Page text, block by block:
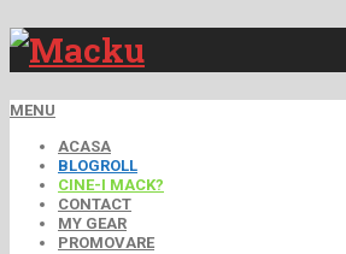
MENU
ACASA
BLOGROLL
CINE-I MACK?
CONTACT
MY GEAR
PROMOVARE